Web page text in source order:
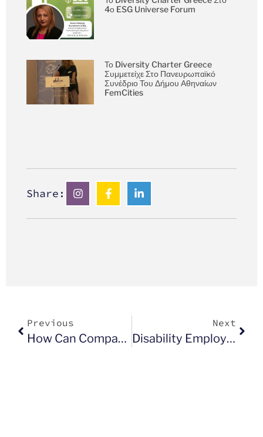
4ο ESG Universe Forum
Το Diversity Charter Greece
Συμμετείχε Στο Πανευρωπαϊκό
Συνέδριο Του Δήμου Αθηναίων
FemCities
Share:
Previous
How Can Companies, Organizations And Cities In The EU Respond To The War In Ukraine?
Next
Disability Employment Package – What It Is And How It Will Contribute To More Inclusive Workplace?